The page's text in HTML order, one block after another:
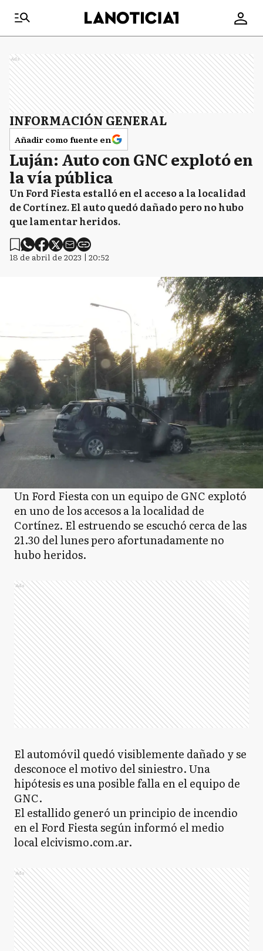
Ads
INFORMACIÓN GENERAL
Añadir como fuente en
Luján: Auto con GNC explotó en
la vía pública
Un Ford Fiesta estalló en el acceso a la localidad
de Cortínez. El auto quedó dañado pero no hubo
que lamentar heridos.
18 de abril de 2023 | 20:52
Un Ford Fiesta con un equipo de GNC explotó
en uno de los accesos a la localidad de
Cortínez. El estruendo se escuchó cerca de las
21.30 del lunes pero afortunadamente no
hubo heridos.
Ads
El automóvil quedó visiblemente dañado y se
desconoce el motivo del siniestro. Una
hipótesis es una posible falla en el equipo de
GNC.
El estallido generó un principio de incendio
en el Ford Fiesta según informó el medio
local elcivismo.com.ar.
Ads